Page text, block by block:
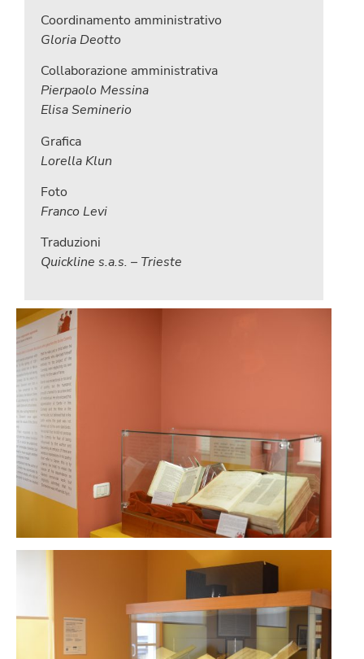
Coordinamento amministrativo
Gloria Deotto
Collaborazione amministrativa
Pierpaolo Messina
Elisa Seminerio
Grafica
Lorella Klun
Foto
Franco Levi
Traduzioni
Quickline s.a.s. – Trieste